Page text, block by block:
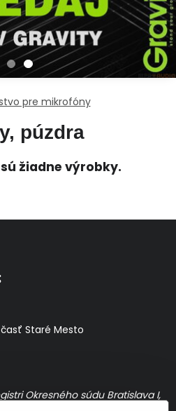
pre mikrofóny
púzdra
časť Staré Mesto
Okresného súdu Bratislava I,